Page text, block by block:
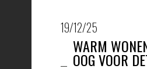
19/12/25
WARM
OOG VOOR